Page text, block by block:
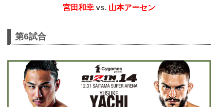
宮田和幸 vs. 山本アーセン
第6試合